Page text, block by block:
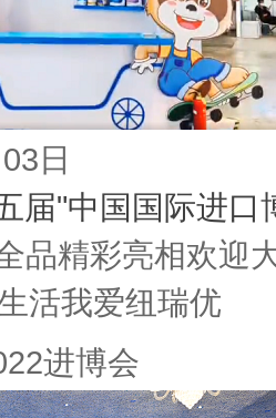
日
届"中国国际进口
品精彩亮相欢迎
活我爱纽瑞优
进博会